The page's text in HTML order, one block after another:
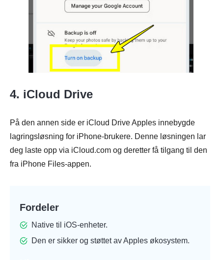
4. iCloud Drive
På den annen side er iCloud Drive Apples innebygde
lagringsløsning for iPhone-brukere. Denne løsningen lar
deg laste opp via iCloud.com og deretter få tilgang til den
fra iPhone Files-appen.
Fordeler
Native til iOS-enheter.
Den er sikker og støttet av Apples økosystem.